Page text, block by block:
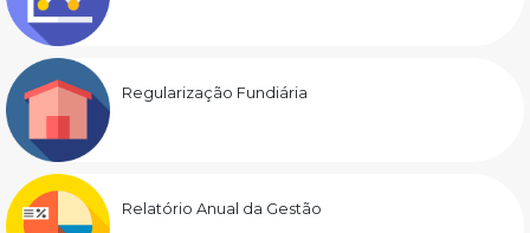
Regularização Fundiária
Relatório Anual da Gestão